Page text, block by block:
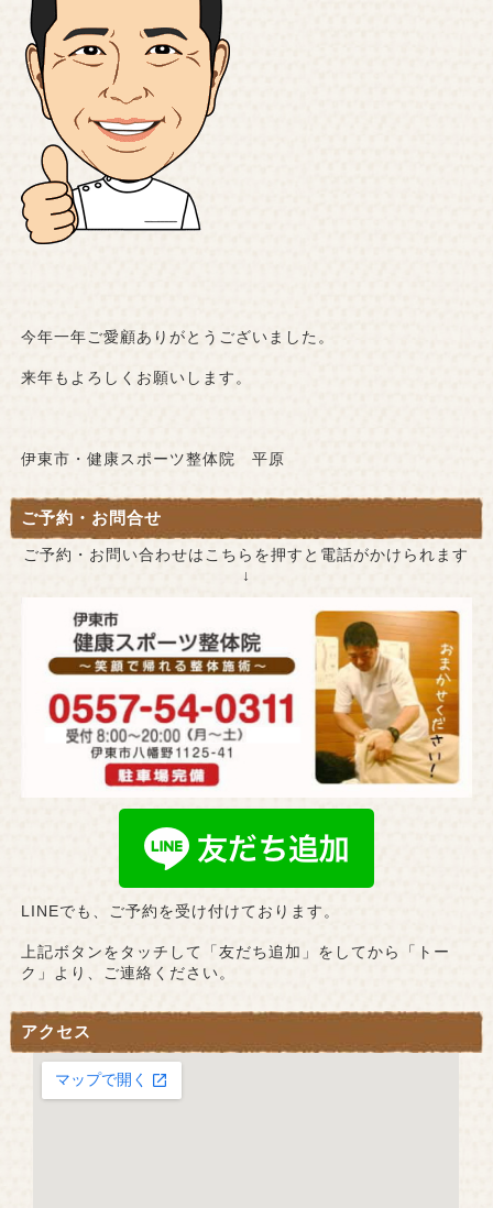
今年一年ご愛顧ありがとうございました。
来年もよろしくお願いします。
伊東市・健康スポーツ整体院 平原
ご予約・お問合せ
ご予約・お問い合わせはこちらを押すと電話がかけられます
↓
LINEでも、ご予約を受け付けております。
上記ボタンをタッチして「友だち追加」をしてから「トー
ク」より、ご連絡ください。
アクセス